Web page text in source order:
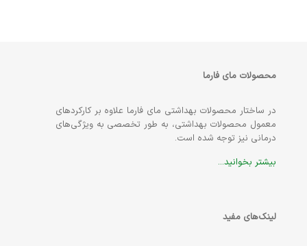
محصولات مای فارما
در ساختار محصولات بهداشتی مای فارما علاوه بر کارکردهای
معمول محصولات بهداشتی، به طور تخصصی به ویژگی‌های
درمانی نیز توجه شده است.
بیشتر بخوانید...
لینک‌های مفید